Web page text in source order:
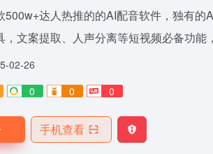
500w+达人热推的的AI配音软件，独有
，文案提取、人声分离等短视频必备功能
02-26
0 0 0
手机查看